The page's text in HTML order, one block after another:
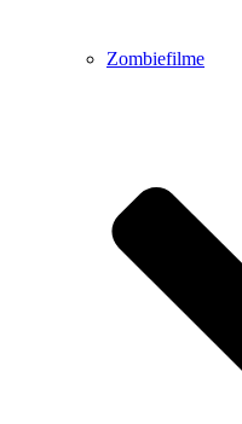
Zombiefilme